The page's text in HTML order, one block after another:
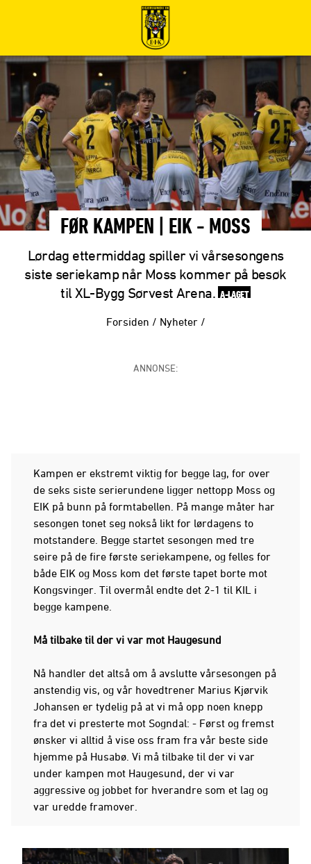
FØR KAMPEN | EIK - MOSS
Lørdag ettermiddag spiller vi vårsesongens
siste seriekamp når Moss kommer på besøk
til XL-Bygg Sørvest Arena. A-LAGET
Forsiden / Nyheter /
ANNONSE:
Kampen er ekstremt viktig for begge lag, for over
de seks siste serierundene ligger nettopp Moss og
EIK på bunn på formtabellen. På mange måter har
sesongen tonet seg nokså likt for lørdagens to
motstandere. Begge startet sesongen med tre
seire på de fire første seriekampene, og felles for
både EIK og Moss kom det første tapet borte mot
Kongsvinger. Til overmål endte det 2-1 til KIL i
begge kampene.
Må tilbake til der vi var mot Haugesund
Nå handler det altså om å avslutte vårsesongen på
anstendig vis, og vår hovedtrener Marius Kjørvik
Johansen er tydelig på at vi må opp noen knepp
fra det vi presterte mot Sogndal: - Først og fremst
ønsker vi alltid å vise oss fram fra vår beste side
hjemme på Husabø. Vi må tilbake til der vi var
under kampen mot Haugesund, der vi var
aggressive og jobbet for hverandre som et lag og
var uredde framover.